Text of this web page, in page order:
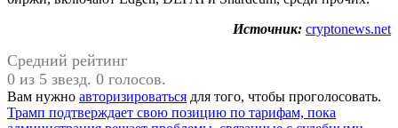
Источник: cryptonews.net
Средний рейтинг
0 из 5 звезд. 0 голосов.
Вам нужно авторизироваться для того, чтобы проголосовать.
Навигация
Предыдущая
Трамп подтверждает свою позицию по тарифам, пока